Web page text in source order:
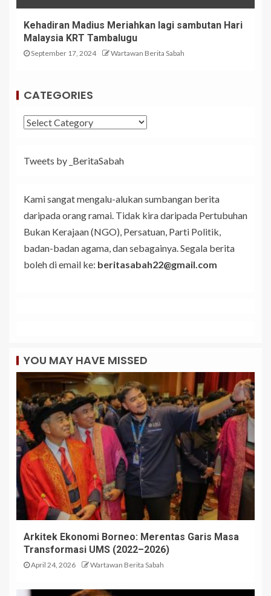
Kehadiran Madius Meriahkan lagi sambutan Hari
Malaysia KRT Tambalugu
September 17, 2024 Wartawan Berita Sabah
CATEGORIES
Tweets by _BeritaSabah
Kami sangat mengalu-alukan sumbangan berita
daripada orang ramai. Tidak kira daripada Pertubuhan
Bukan Kerajaan (NGO), Persatuan, Parti Politik,
badan-badan agama, dan sebagainya. Segala berita
boleh di email ke: beritasabah22@gmail.com
YOU MAY HAVE MISSED
Arkitek Ekonomi Borneo: Merentas Garis Masa
Transformasi UMS (2022–2026)
April 24, 2026 Wartawan Berita Sabah